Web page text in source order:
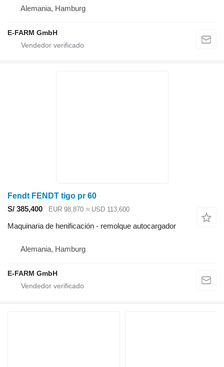
Alemania, Hamburg
E-FARM GmbH
Fendt FENDT tigo pr 60
S/ 385,400
EUR 98,870 ≈ USD 113,600
Maquinaria de henificación - remolque autocargador
Alemania, Hamburg
E-FARM GmbH